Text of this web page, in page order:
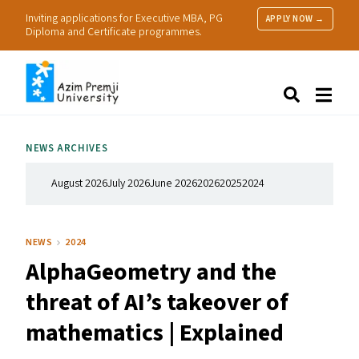
Inviting applications for Executive MBA, PG
Diploma and Certificate programmes.
APPLY NOW →
Research
NEWS ARCHIVES
August 2026July 2026June 2026202620252024
NEWS 2024
AlphaGeometry and the
threat ofAI’s takeover of
mathematics | Explained